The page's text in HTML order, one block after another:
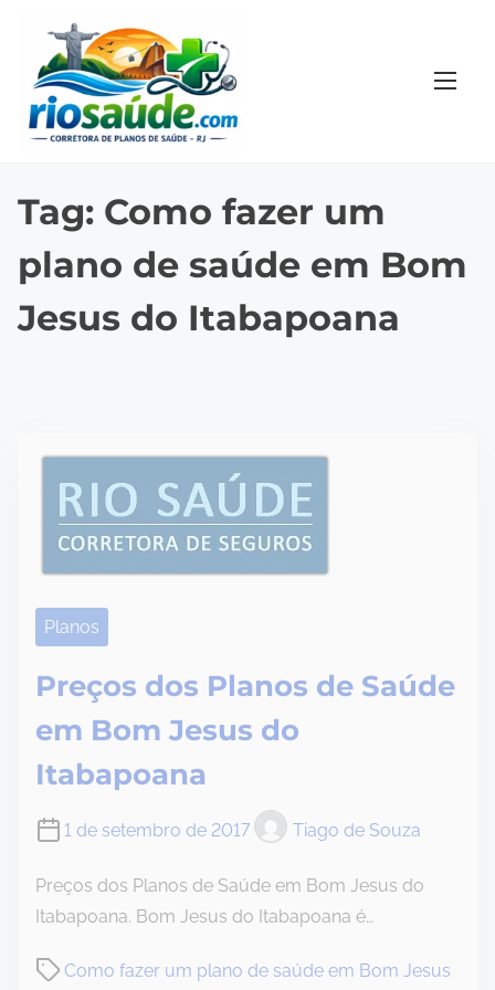
Tag: Como fazer um
plano de saúde em Bom
Jesus do Itabapoana
Planos
Preços dos Planos de Saúde
em Bom Jesus do
Itabapoana
1 de setembro de 2017 Tiago de Souza
Preços dos Planos de Saúde em Bom Jesus do
Itabapoana. Bom Jesus do Itabapoana é…
Como fazer um plano de saúde em Bom Jesus
P